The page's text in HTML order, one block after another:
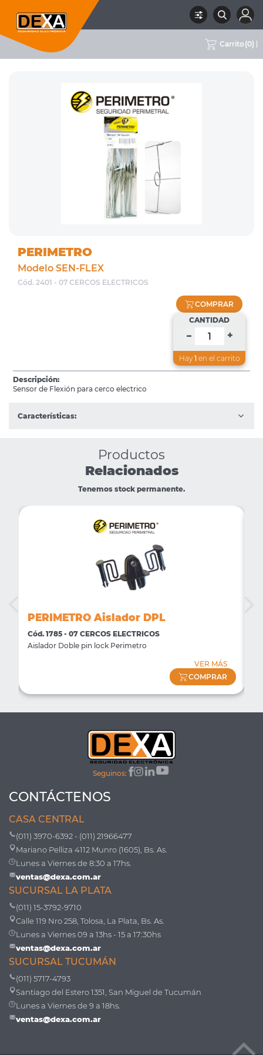
Carrito (0)
07 CERCOS
MARCA
PERIMETRO
Modelo SEN-FLEX
Cód. 2401 - 07 CERCOS ELECTRICOS
COMPRAR
CANTIDAD
– +
Hay 1 en el carrito
Descripción:
Sensor de Flexión para cerco electrico
Características:
Productos
Relacionados
Tenemos stock permanente.
PERIMETRO Aislador DPL
Cód. 1785 - 07 CERCOS ELECTRICOS
Aislador Doble pin lock Perimetro
VER MÁS
COMPRAR
Seguinos:
CONTÁCTENOS
CASA CENTRAL
(011) 3970-6392 - (011) 21966477
Mariano Pelliza 4112 Munro (1605), Bs. As.
Lunes a Viernes de 8:30 a 17hs.
ventas@dexa.com.ar
SUCURSAL LA PLATA
(011) 15-3792-9710
Calle 119 Nro 258, Tolosa, La Plata, Bs. As.
Lunes a Viernes 09 a 13hs - 15 a 17:30hs
ventas@dexa.com.ar
SUCURSAL TUCUMÁN
(011) 5717-4793
Santiago del Estero 1351, San Miguel de Tucumán
Lunes a Viernes de 9 a 18hs.
ventas@dexa.com.ar